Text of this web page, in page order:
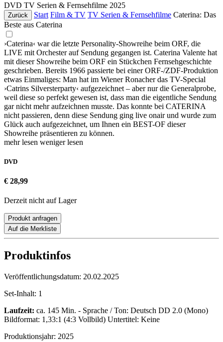
DVD TV Serien & Fernsehfilme 2025
Zurück Start Film & TV TV Serien & Fernsehfilme Caterina: Das
Beste aus Caterina
›Caterina‹ war die letzte Personality-Showreihe beim ORF, die
LIVE mit Orchester auf Sendung gegangen ist. Caterina Valente hat
mit dieser Showreihe beim ORF ein Stückchen Fernsehgeschichte
geschrieben. Bereits 1966 passierte bei einer ORF-/ZDF-Produktion
etwas Einmaliges: Man hat im Wiener Ronacher das TV-Special
›Catrins Silversterparty‹ aufgezeichnet – aber nur die Generalprobe,
weil diese so perfekt gewesen ist, dass man die eigentliche Sendung
gar nicht mehr aufzeichnen musste. Das konnte bei CATERINA
nicht passieren, denn diese Sendung ging live onair und wurde zum
Glück auch aufgezeichnet, um Ihnen ein BEST-OF dieser
Showreihe präsentieren zu können.
mehr lesen weniger lesen
DVD
€ 28,99
Derzeit nicht auf Lager
Produkt anfragen
Auf die Merkliste
Produktinfos
Veröffentlichungsdatum: 20.02.2025
Set-Inhalt: 1
Laufzeit: ca. 145 Min. - Sprache / Ton: Deutsch DD 2.0 (Mono)
Bildformat: 1,33:1 (4:3 Vollbild) Untertitel: Keine
Produktionsjahr: 2025